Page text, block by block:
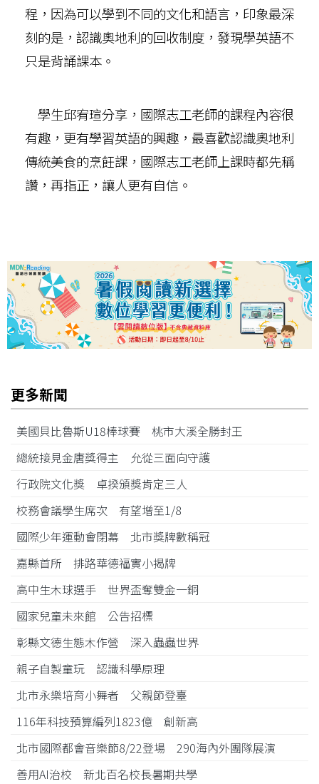
程，因為可以學到不同的文化和語言，印象最深
刻的是，認識奧地利的回收制度，發現學英語不
只是背誦課本。
學生邱宥瑄分享，國際志工老師的課程內容很
有趣，更有學習英語的興趣，最喜歡認識奧地利
傳統美食的烹飪課，國際志工老師上課時都先稱
讚，再指正，讓人更有自信。
更多新聞
美國貝比魯斯U18棒球賽 桃市大溪全勝封王
總統接見金唐獎得主 允從三面向守護
行政院文化獎 卓揆頒獎肯定三人
校務會議學生席次 有望增至1/8
國際少年運動會閉幕 北市獎牌數稱冠
嘉縣首所 排路華德福實小揭牌
高中生木球選手 世界盃奪雙金一銅
國家兒童未來館 公告招標
彰縣文德生態木作營 深入蟲蟲世界
親子自製童玩 認識科學原理
北市永樂培育小舞者 父親節登臺
116年科技預算編列1823億 創新高
北市國際都會音樂節8/22登場 290海內外團隊展演
善用AI治校 新北百名校長暑期共學